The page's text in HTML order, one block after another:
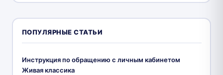
ПОПУЛЯРНЫЕ СТАТЬИ
Инструкция по обращению с личным кабинетом
Живая классика